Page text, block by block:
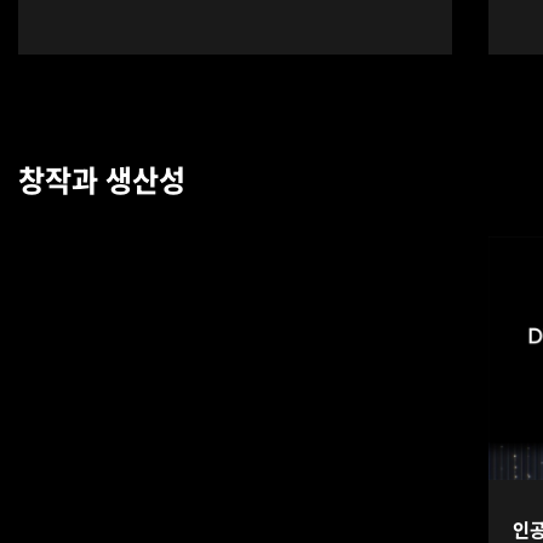
창작과 생산성
인